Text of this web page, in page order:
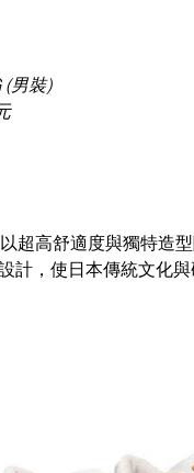
(男裝)
超高舒適度與獨特造
計，使日本傳統文化